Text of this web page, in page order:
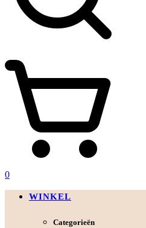
0
WINKEL
Categorieën